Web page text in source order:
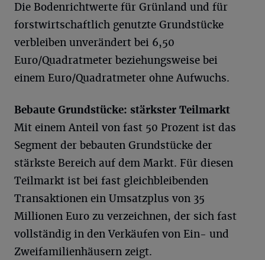
Die Bodenrichtwerte für Grünland und für
forstwirtschaftlich genutzte Grundstücke
verbleiben unverändert bei 6,50
Euro/Quadratmeter beziehungsweise bei
einem Euro/Quadratmeter ohne Aufwuchs.
Bebaute Grundstücke: stärkster Teilmarkt
Mit einem Anteil von fast 50 Prozent ist das
Segment der bebauten Grundstücke der
stärkste Bereich auf dem Markt. Für diesen
Teilmarkt ist bei fast gleichbleibenden
Transaktionen ein Umsatzplus von 35
Millionen Euro zu verzeichnen, der sich fast
vollständig in den Verkäufen von Ein- und
Zweifamilienhäusern zeigt.